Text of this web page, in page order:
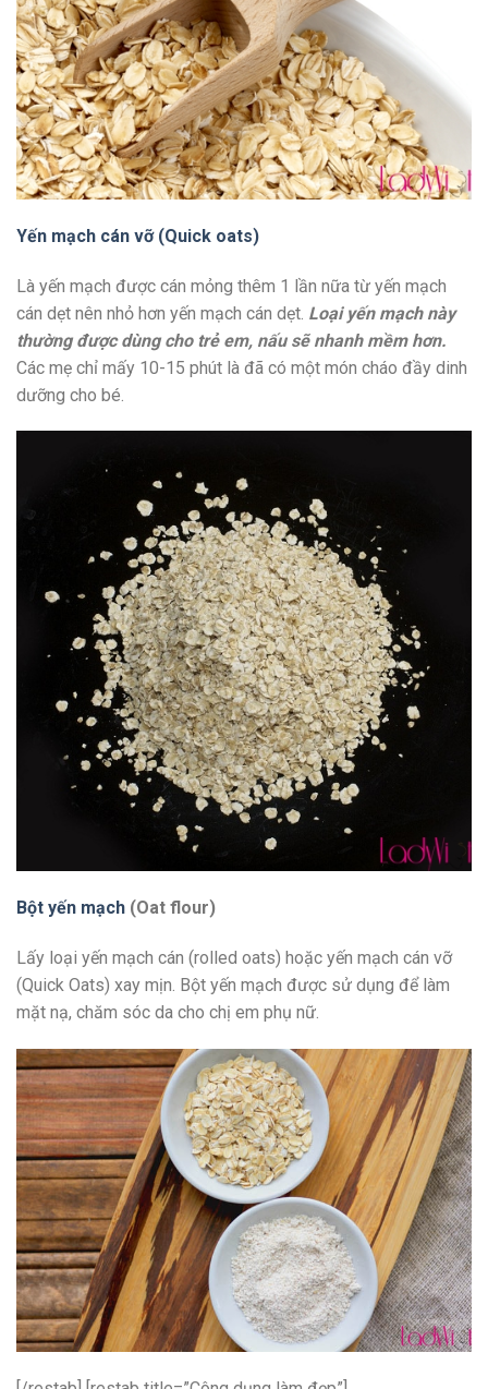
Yến mạch cán vỡ (Quick oats)
Là yến mạch được cán mỏng thêm 1 lần nữa từ yến mạch
cán dẹt nên nhỏ hơn yến mạch cán dẹt. Loại yến mạch này
thường được dùng cho trẻ em, nấu sẽ nhanh mềm hơn.
Các mẹ chỉ mấy 10-15 phút là đã có một món cháo đầy dinh
dưỡng cho bé.
Bột yến mạch (Oat flour)
Lấy loại yến mạch cán (rolled oats) hoặc yến mạch cán vỡ
(Quick Oats) xay mịn. Bột yến mạch được sử dụng để làm
mặt nạ, chăm sóc da cho chị em phụ nữ.